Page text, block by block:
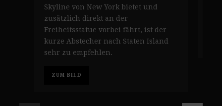
Skyline von New York bietet und
zusätzlich direkt an der
Freiheitsstatue vorbei fährt, ist der
kurze Abstecher nach Staten Island
sehr zu empfehlen.
ZUM BILD